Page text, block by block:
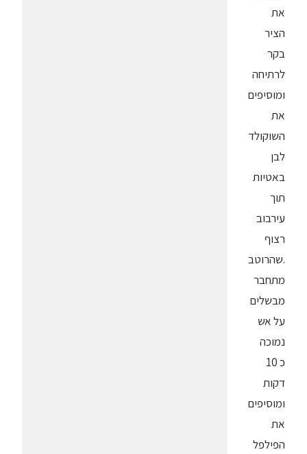
את
הציר
בקר
לרתיחה
ומוסיפים
את
השוקולד
לבן
באטיות
תוך
עירבוב
רצוף
.שהרוטב
מתחבר
מבשלים
על אש
נמוכה
כ 10
דקות
ומוסיפים
את
הפילפל